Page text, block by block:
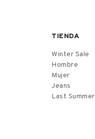
TIENDA
Winter Sale
Hombre
Mujer
Jeans
Last Summer